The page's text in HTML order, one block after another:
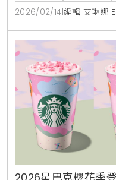
2026/02/14 編輯 艾琳娜